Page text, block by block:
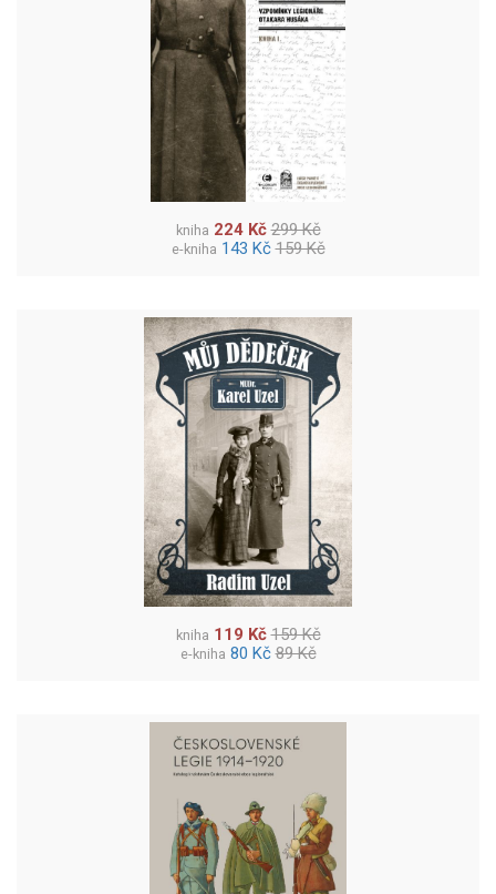
kniha 224 Kč 299 Kč
e-kniha 143 Kč 159 Kč
kniha 119 Kč 159 Kč
e-kniha 80 Kč 89 Kč